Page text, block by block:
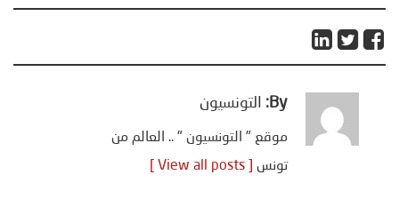
By: التونسيون
موقع " التونسيون " .. العالم من
تونس